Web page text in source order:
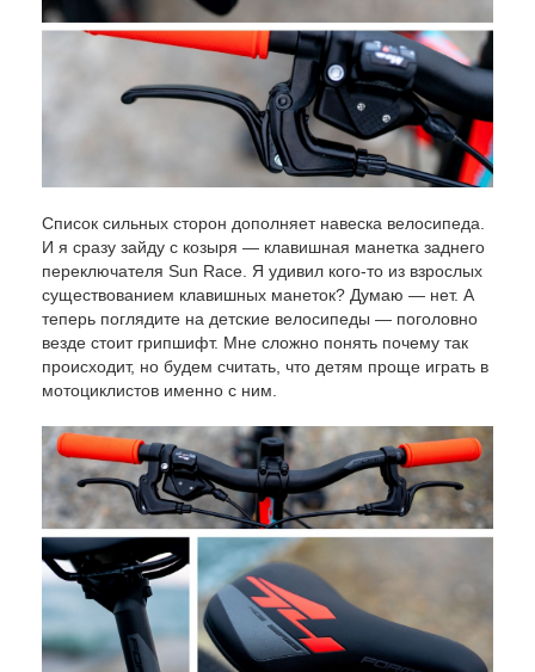
Список сильных сторон дополняет навеска велосипеда.
И я сразу зайду с козыря — клавишная манетка заднего
переключателя Sun Race. Я удивил кого-то из взрослых
существованием клавишных манеток? Думаю — нет. А
теперь поглядите на детские велосипеды — поголовно
везде стоит грипшифт. Мне сложно понять почему так
происходит, но будем считать, что детям проще играть в
мотоциклистов именно с ним.